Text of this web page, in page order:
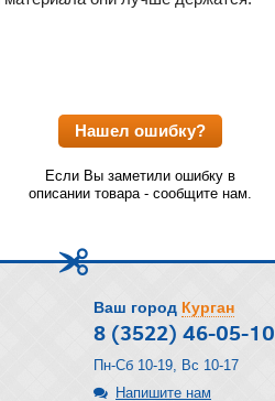
Нашел ошибку?
Если Вы заметили ошибку в
описании товара - сообщите нам.
Ваш город Курган
8 (3522) 46-05-10
Пн-Сб 10-19, Вс 10-17
Напишите нам